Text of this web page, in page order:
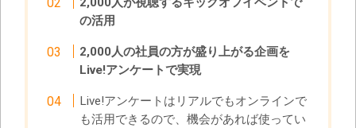
の活用
2,000人の社員の方が盛り上がる企画を
Live!アンケートで実現
Live!アンケートはリアルでもオンラインで
も活用できるので、機会があれば使ってい